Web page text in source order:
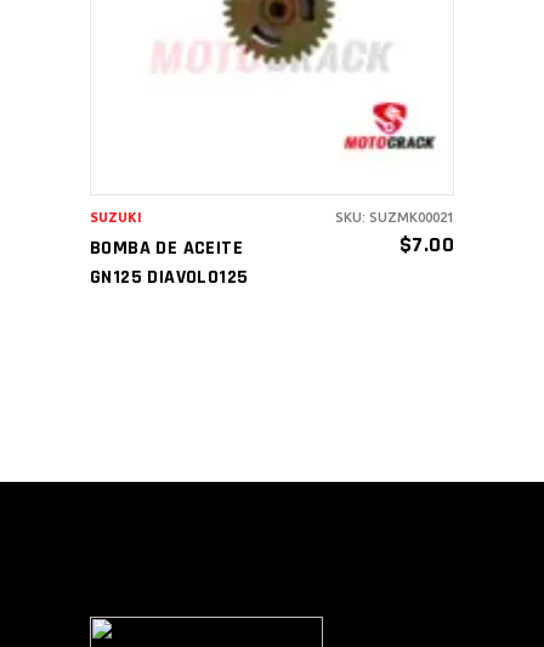
AÑADIR AL CARRITO
BOMBA DE ACEITE
GN125 DIAVOLO125
$7.00
SUZUKI SKU: SUZMK00021